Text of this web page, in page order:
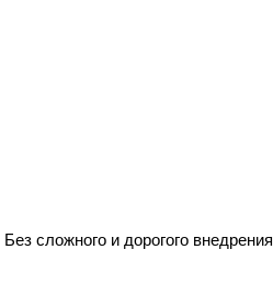
сложного и дорогого внедрения